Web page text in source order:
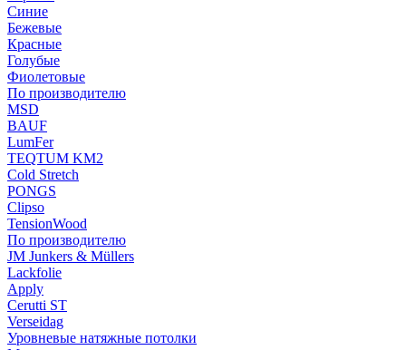
Синие
Бежевые
Красные
Голубые
Фиолетовые
По производителю
MSD
BAUF
LumFer
TEQTUM KM2
Cold Stretch
PONGS
Clipso
TensionWood
По производителю
JM Junkers & Müllers
Lackfolie
Apply
Cerutti ST
Verseidag
Уровневые натяжные потолки